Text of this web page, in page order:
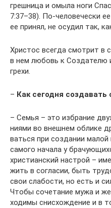
греш­ни­ца и омы­ла ноги
7:37–38). По-чело­ве­че­ски
ее при­нял, не осу­дил так,
Хри­стос все­гда смот­рит в
в нем любовь к Созда­те­лю
грехи.
– Как сего­дня созда­вать
– Семья – это избра­ние
ни­я­ми во внеш­нем обли­ке
вать­ся при созда­нии
само­го нача­ла у
хри­сти­ан­ский настрой –
жить в согла­сии, быть
свои сла­бо­сти, но есть и
Что­бы соче­та­ние мужа и
хо­ди­мы снис­хож­де­ние и в